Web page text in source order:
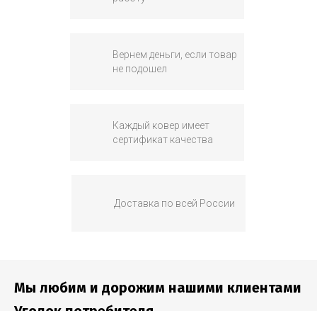
Вернем деньги, если товар
не подошел
Каждый ковер имеет
сертификат качества
Доставка по всей России
Мы любим и дорожим нашими клиентами